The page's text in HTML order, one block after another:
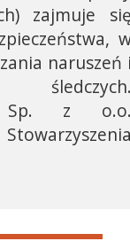
zajmuje
naruszeń
Sp. z